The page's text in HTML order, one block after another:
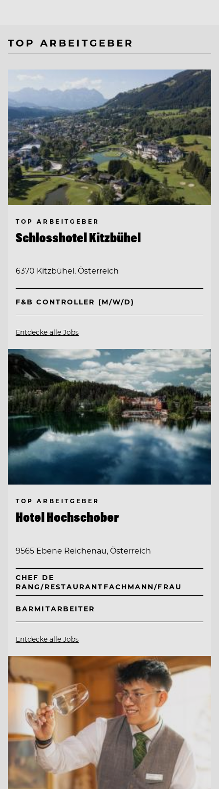
TOP ARBEITGEBER
TOP ARBEITGEBER
Schlosshotel Kitzbühel
6370 Kitzbühel, Österreich
F&B CONTROLLER (M/W/D)
Entdecke alle Jobs
TOP ARBEITGEBER
Hotel Hochschober
9565 Ebene Reichenau, Österreich
CHEF DE
RANG/RESTAURANTFACHMANN/FRAU
BARMITARBEITER
Entdecke alle Jobs